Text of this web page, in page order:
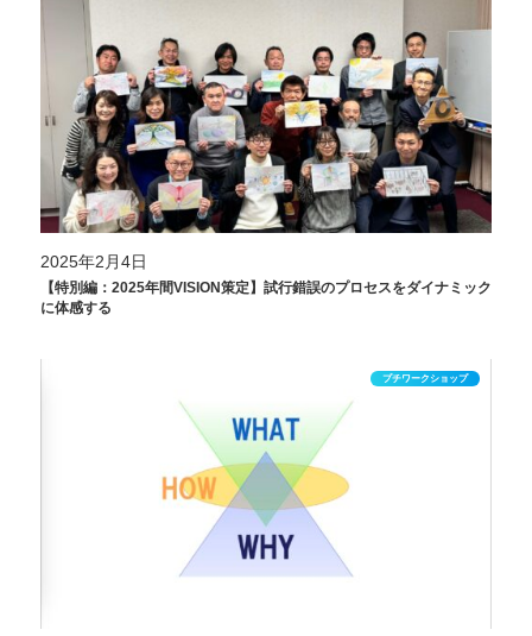
2025年2月4日
【特別編：2025年間VISION策定】試行錯誤のプロセスをダイナミック
に体感する
プチワークショップ